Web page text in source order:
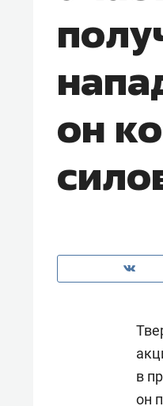
он
в
он
Рекомендуем
Как ГК
создают
комфорта